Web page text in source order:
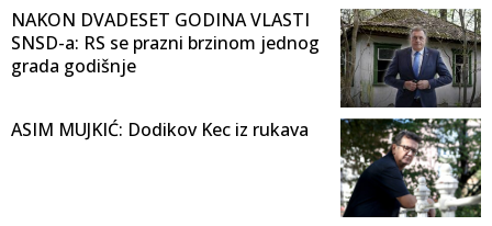
NAKON DVADESET GODINA VLASTI
SNSD-a: RS se prazni brzinom jednog
grada godišnje
ASIM MUJKIĆ: Dodikov Kec iz rukava